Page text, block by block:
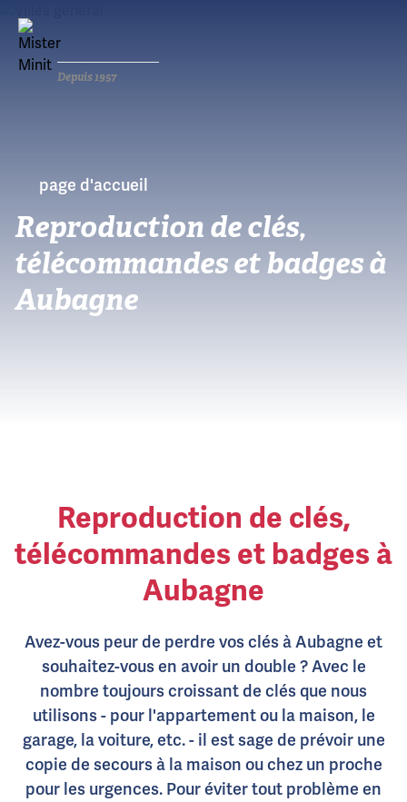
Depuis 1957
page d'accueil
Reproduction de clés,
télécommandes et badges à
Aubagne
Reproduction de clés,
télécommandes et badges à
Aubagne
Avez-vous peur de perdre vos clés à Aubagne et
souhaitez-vous en avoir un double ? Avec le
nombre toujours croissant de clés que nous
utilisons - pour l'appartement ou la maison, le
garage, la voiture, etc. - il est sage de prévoir une
copie de secours à la maison ou chez un proche
pour les urgences. Pour éviter tout problème en